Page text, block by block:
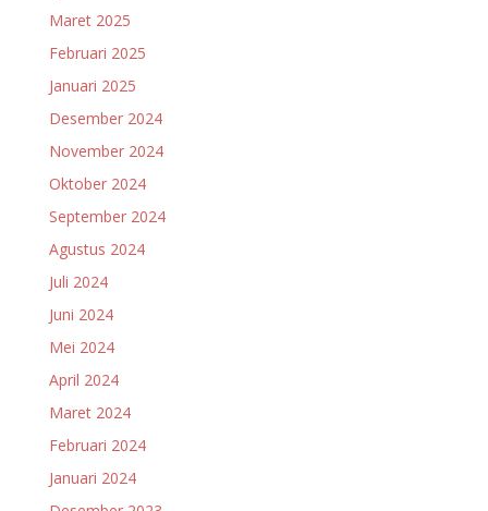
Maret 2025
Februari 2025
Januari 2025
Desember 2024
November 2024
Oktober 2024
September 2024
Agustus 2024
Juli 2024
Juni 2024
Mei 2024
April 2024
Maret 2024
Februari 2024
Januari 2024